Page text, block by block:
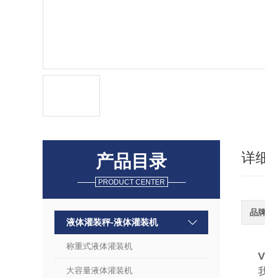
产品目录
PRODUCT CENTER
液体灌装秤-液体灌装机
称重式液体灌装机
大容量液体灌装机
详
品